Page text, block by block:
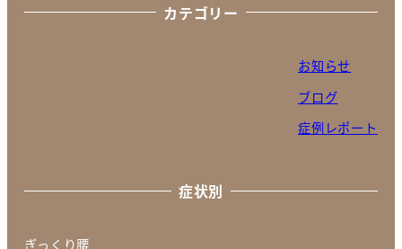
カテゴリー
お知らせ
ブログ
症例レポート
症状別
ぎっくり腰